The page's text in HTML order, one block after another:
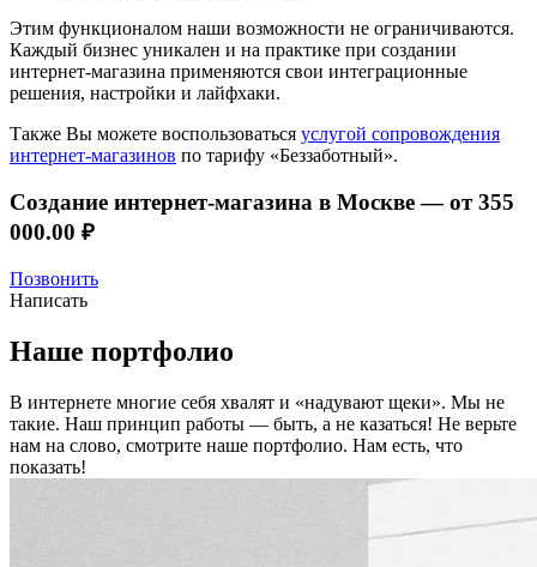
Этим функционалом наши возможности не ограничиваются.
Каждый бизнес уникален и на практике при создании
интернет-магазина применяются свои интеграционные
решения, настройки и лайфхаки.
Также Вы можете воспользоваться услугой сопровождения
интернет-магазинов по тарифу «Беззаботный».
Создание интернет-магазина в Москве —от 355
000.00 ₽
Позвонить
Написать
Наше портфолио
В интернете многие себя хвалят и «надувают щеки». Мы не
такие. Наш принцип работы — быть, а не казаться! Не верьте
нам на слово, смотрите наше портфолио. Нам есть, что
показать!